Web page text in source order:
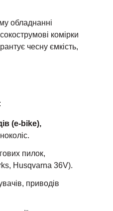
обладнанні
комірки
чесну ємкість,
(e-bike),
пилок,
Husqvarna 36V).
приводів